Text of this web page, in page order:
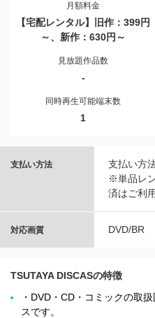
月額料金
【宅配レンタル】旧作：399円
～、新作：630円～
見放題作品数
-
同時再生可能端末数
1
支払い方法
支払い方
※単品レ
済はご利
対応画質 DVD/BR
TSUTAYA DISCASの特徴
・DVD・CD・コミックの取
スです。